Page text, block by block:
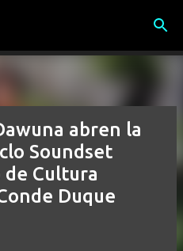
principal
abren la
Soundset
Cultura
Duque